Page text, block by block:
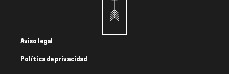
Aviso legal
Política de privacidad